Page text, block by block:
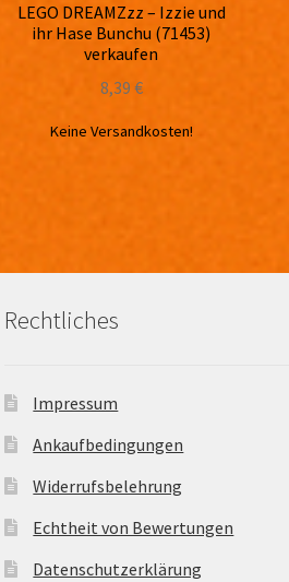
LEGO DREAMZzz – Izzie und
ihr Hase Bunchu (71453)
verkaufen
8,39 €
Keine Versandkosten!
Rechtliches
Impressum
Ankaufbedingungen
Widerrufsbelehrung
Echtheit von Bewertungen
Datenschutzerklärung